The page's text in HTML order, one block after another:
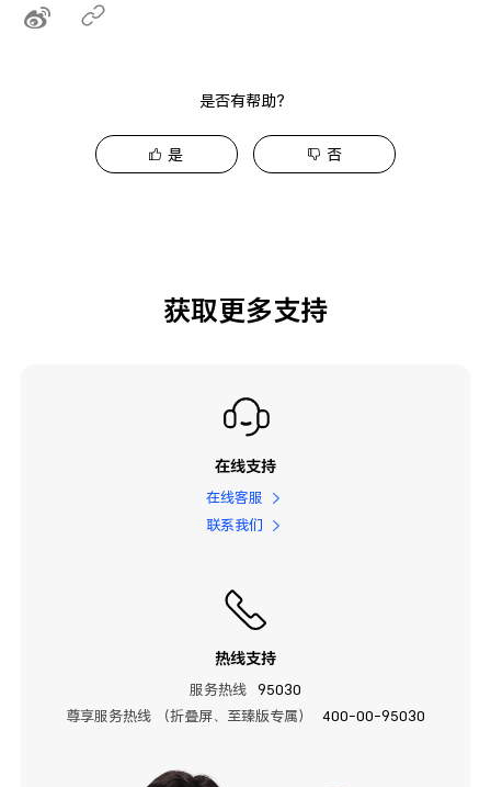
是否有帮助？
是 否
获取更多支持
在线支持
在线客服
联系我们
热线支持
服务热线
95030
尊享服务热线 （折叠屏、至臻版专属）
400-00-95030